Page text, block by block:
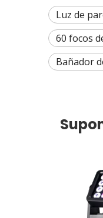
Luz de
60 focos
Bañador